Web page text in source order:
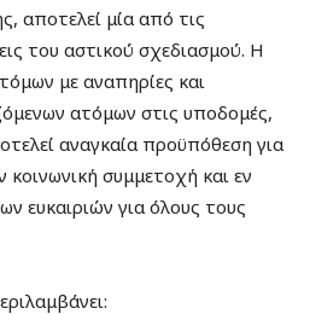
αποτελεί μία από τις
του αστικού σχεδιασμού. Η
με αναπηρίες και
ατόμων στις υποδομές,
αναγκαία προϋπόθεση για
συμμετοχή και εν
ευκαιριών για όλους τους